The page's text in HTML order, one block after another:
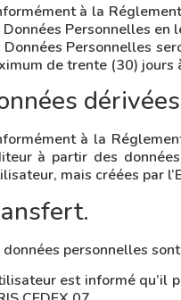
à la
Données Personnelles en
Données Personnelles
de trente (30) jours
à la
à partir des
mais créées par
données personnelles
est informé